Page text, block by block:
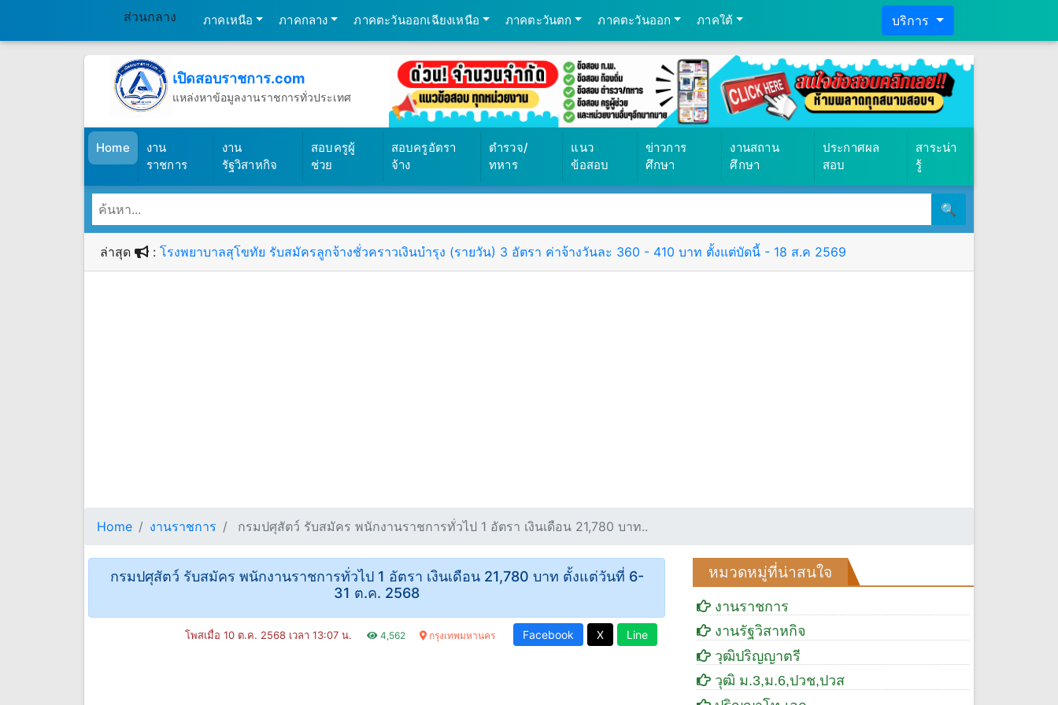
ส่วนกลาง ภาคเหนือ ภาคกลาง ภาคตะวันออกเฉียงเหนือ ภาคตะวันตก ภาคตะวันออก ภาคใต้ บริการ
เปิดสอบราชการ.com
แหล่งหาข้อมูลงานราชการทั่วประเทศ
Home(เปิดสอบราชการ)
งาน
ราชการ
งาน
รัฐวิสาหกิจ
สอบครูผู้
ช่วย
สอบครูอัตรา
จ้าง
ตำรวจ/
ทหาร
แนว
ข้อสอบ
ข่าวการ
ศึกษา
งานสถาน
ศึกษา
ประกาศผล
สอบ
สาระน่า
รู้
🔍
ล่าสุด : โรงพยาบาลสุโขทัย รับสมัครลูกจ้างชั่วคราวเงินบำรุง (รายวัน) 3 อัตรา ค่าจ้างวันละ 360 - 410 บาท ตั้งแต่บัดนี้ - 18 ส.ค 2569
Home งานราชการ กรมปศุสัตว์ รับสมัคร พนักงานราชการทั่วไป 1 อัตรา เงินเดือน 21,780 บาท..
กรมปศุสัตว์ รับสมัคร พนักงานราชการทั่วไป 1 อัตรา เงินเดือน 21,780 บาท ตั้งแต่วันที่ 6-
31 ต.ค. 2568
โพสเมื่อ 10 ต.ค. 2568 เวลา 13:07 น. 4,562 กรุงเทพมหานคร Facebook X Line
หมวดหมู่ที่น่าสนใจ
งานราชการ
งานรัฐวิสาหกิจ
วุฒิปริญญาตรี
วุฒิ ม.3,ม.6,ปวช,ปวส